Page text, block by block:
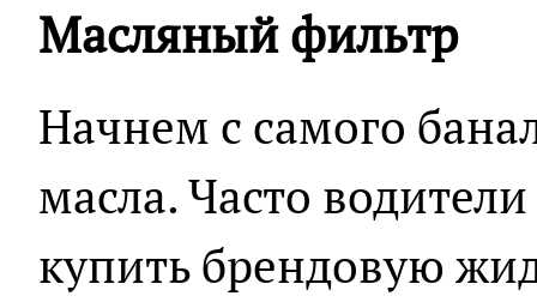
Масляный фильтр
Начнем с самого
масла. Часто
купить брендовую